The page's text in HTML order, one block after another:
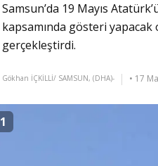
Samsun’da 19 Mayıs
kapsamında gösteri
gerçekleştirdi.
Gökhan İÇKİLLİ/ SAMSUN, (DHA)- • 17
1